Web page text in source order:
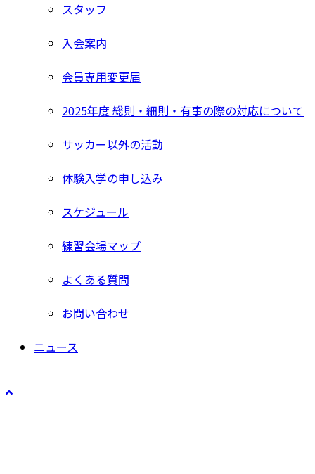
スタッフ
入会案内
会員専用変更届
2025年度 総則・細則・有事の際の対応について
サッカー以外の活動
体験入学の申し込み
スケジュール
練習会場マップ
よくある質問
お問い合わせ
ニュース